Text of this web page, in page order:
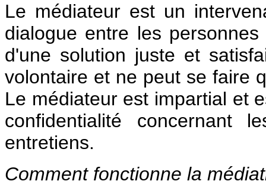
Le médiateur est un
dialogue entre les
d'une solution juste et
volontaire et ne peut se faire
Le médiateur est impartial et
confidentialité concernant
entretiens.
Comment fonctionne la